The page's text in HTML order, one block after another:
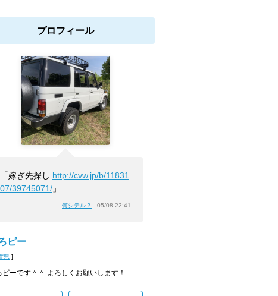
プロフィール
「嫁ぎ先探し http://cvw.jp/b/11831
07/39745071/ 」
何シテル？ 05/08 22:41
ピー
県 ]
ピーです＾＾ よろしくお願いします！